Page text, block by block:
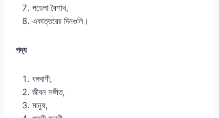
পহেলা বৈশাখ,
একাত্তরের দিনগুলি।
পদ্য
বঙ্গবাণী,
জীবন সঙ্গীত,
মানুষ,